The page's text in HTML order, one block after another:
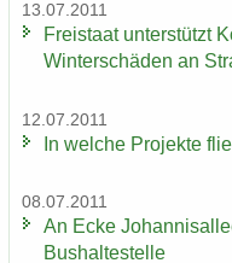
13.07.2011
Frei­staat un­ter­stützt
Win­ter­schä­den an
12.07.2011
In wel­che Pro­jek­te
08.07.2011
An Ecke
Bus­hal­te­stel­le